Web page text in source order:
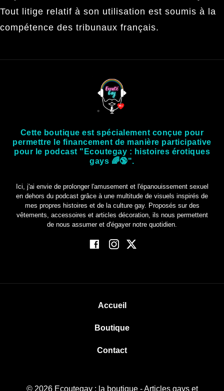
Tout litige relatif à son utilisation est soumis à la
compétence des tribunaux français.
Cette boutique est spécialement conçue pour
permettre le financement de manière participative
pour le podcast "Ecoutegay : histoires érotiques
gays 🌈🔞".
Ici, j'ai envie de prolonger l'amusement et l'épanouissement sexuel
en dehors du podcast grâce à une multitude de visuels inspirés de
mes propres histoires et de la culture gay. Proposés sur des
vêtements, accessoires et articles décoration, ils nous permettent
de nous assumer et d'égayer notre quotidien.
Accueil
Boutique
Contact
© 2026 Ecoutegay : la boutique- Articles gays et